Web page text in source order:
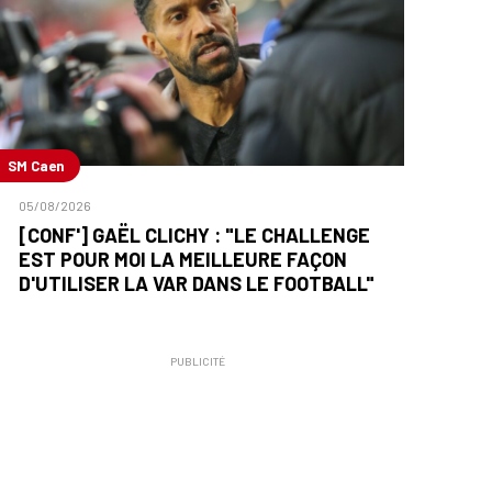
SM Caen
05/08/2026
[CONF'] GAËL CLICHY : "LE CHALLENGE
EST POUR MOI LA MEILLEURE FAÇON
D'UTILISER LA VAR DANS LE FOOTBALL"
PUBLICITÉ